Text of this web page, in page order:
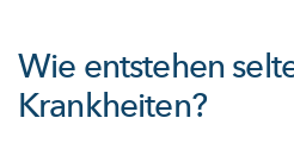
Wie entstehen
Krankheiten?